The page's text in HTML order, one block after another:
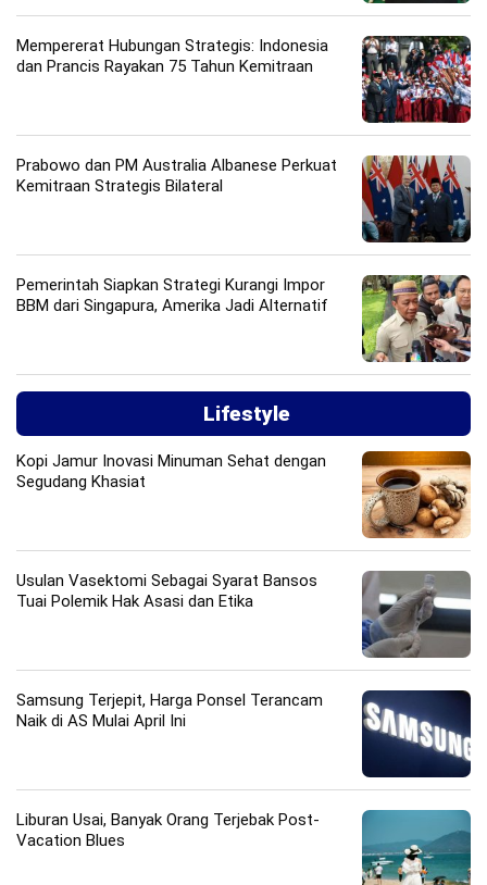
Mempererat Hubungan Strategis: Indonesia
dan Prancis Rayakan 75 Tahun Kemitraan
Prabowo dan PM Australia Albanese Perkuat
Kemitraan Strategis Bilateral
Pemerintah Siapkan Strategi Kurangi Impor
BBM dari Singapura, Amerika Jadi Alternatif
Lifestyle
Kopi Jamur Inovasi Minuman Sehat dengan
Segudang Khasiat
Usulan Vasektomi Sebagai Syarat Bansos
Tuai Polemik Hak Asasi dan Etika
Samsung Terjepit, Harga Ponsel Terancam
Naik di AS Mulai April Ini
Liburan Usai, Banyak Orang Terjebak Post-
Vacation Blues